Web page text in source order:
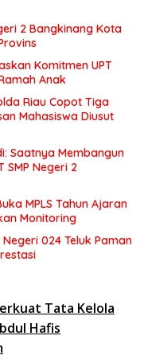
2 Bangkinang Kota
Komitmen UPT
Anak
Riau Copot Tiga
Mahasiswa Diusut
Saatnya Membangun
SMP Negeri 2
MPLS Tahun Ajaran
Monitoring
024 Teluk Paman
Tata Kelola
Hafis